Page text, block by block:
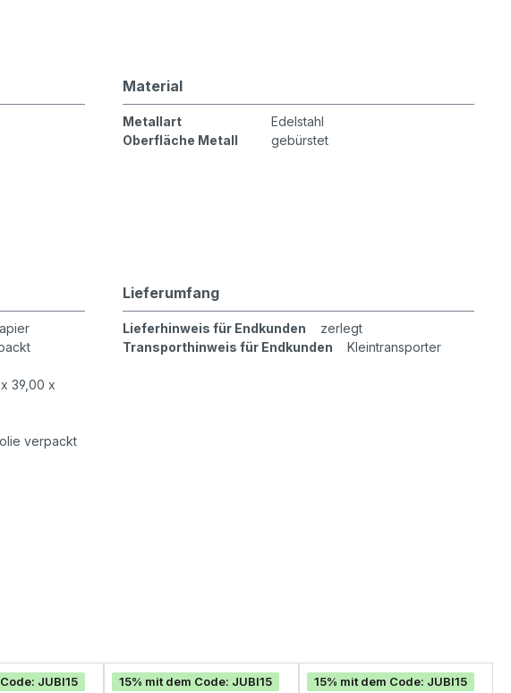
Material
Metallart
Edelstahl
Oberfläche Metall
gebürstet
39,00 x
verpackt
Lieferumfang
Lieferhinweis für Endkunden
zerlegt
Transporthinweis für Endkunden
Kleintransporter
JUBI15 15% mit dem Code: JUBI15 15% mit dem Code: JUBI15